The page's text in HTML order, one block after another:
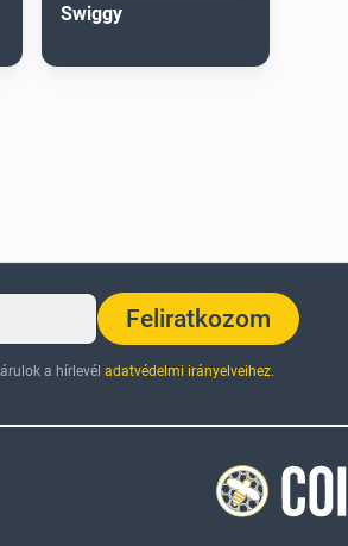
Swiggy
Feliratkozom
a hírlevél adatvédelmi irányelveihez.